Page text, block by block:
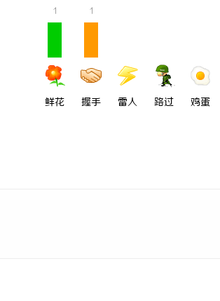
1
鲜花
1
握手 雷人 路过 鸡蛋